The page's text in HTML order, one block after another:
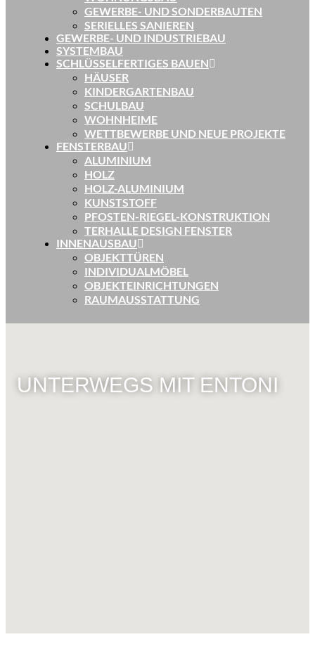
GEWERBE- UND SONDERBAUTEN
SERIELLES SANIEREN
GEWERBE- UND INDUSTRIEBAU
SYSTEMBAU
SCHLÜSSELFERTIGES BAUEN
HÄUSER
KINDERGARTENBAU
SCHULBAU
WOHNHEIME
WETTBEWERBE UND NEUE PROJEKTE
FENSTERBAU
ALUMINIUM
HOLZ
HOLZ-ALUMINIUM
KUNSTSTOFF
PFOSTEN-RIEGEL-KONSTRUKTION
TERHALLE DESIGN FENSTER
INNENAUSBAU
OBJEKTTÜREN
INDIVIDUALMÖBEL
OBJEKTEINRICHTUNGEN
RAUMAUSSTATTUNG
UNTERWEGS MIT ENTONI